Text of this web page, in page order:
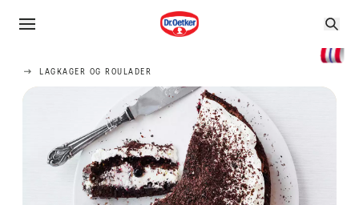
LAGKAGER OG ROULADER